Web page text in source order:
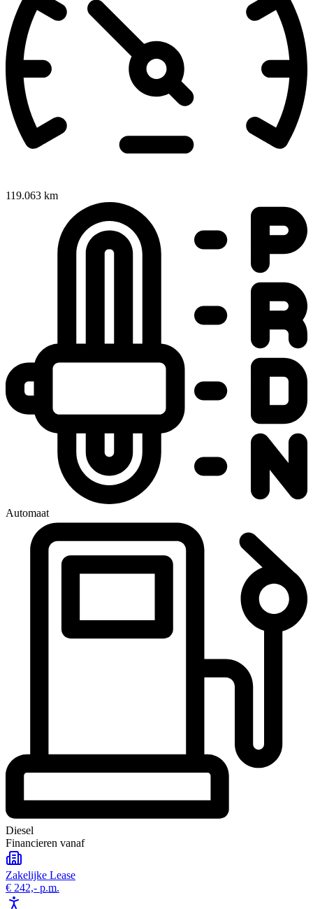
119.063 km
Automaat
Diesel
Financieren vanaf
Zakelijke Lease
€ 242,- p.m.